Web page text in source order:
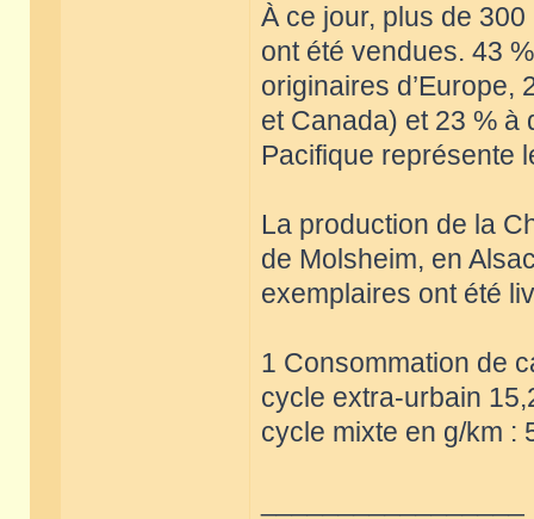
À ce jour, plus de
ont été vendues. 43
originaires d’Europe,
et Canada) et 23 % à
Pacifique représente
La production de la
de Molsheim, en
exemplaires ont été
1 Consommation de
cycle extra-urbain
cycle mixte en g/km :